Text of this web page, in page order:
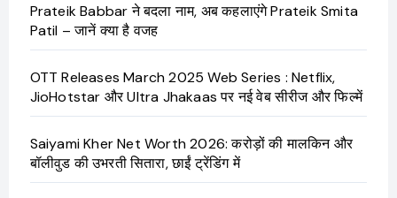
Prateik Babbar ने बदला नाम, अब कहलाएंगे Prateik Smita
Patil – जानें क्या है वजह
OTT Releases March 2025 Web Series : Netflix,
JioHotstar और Ultra Jhakaas पर नई वेब सीरीज और फिल्में
Saiyami Kher Net Worth 2026: करोड़ों की मालकिन और
बॉलीवुड की उभरती सितारा, छाईं ट्रेंडिंग में